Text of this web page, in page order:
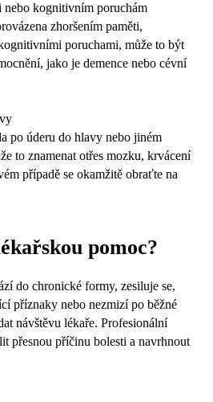
nebo kognitivním poruchám
zhoršením paměti,
poruchami, může to být
jako je demence nebo cévní
po úderu do hlavy nebo jiném
to znamenat otřes mozku, krvácení
případě se okamžitě obraťte na
pomoc?
do chronické formy, zesiluje se,
příznaky nebo nezmizí po běžné
návštěvu lékaře. Profesionální
přesnou příčinu bolesti a navrhnout